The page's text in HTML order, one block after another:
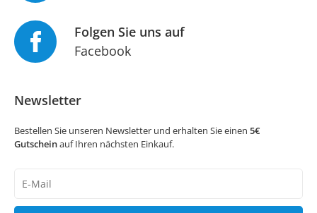
Folgen Sie uns auf
Facebook
Newsletter
Bestellen Sie unseren Newsletter und erhalten Sie einen 5€
Gutscheinauf Ihren nächsten Einkauf.
Honig